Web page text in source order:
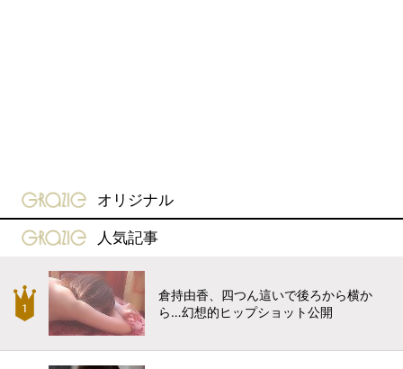
gravure-grazie
オリジナル
gravure-grazie
人気記事
倉持由香、四つん這いで後ろから横か
ら…幻想的ヒップショット公開